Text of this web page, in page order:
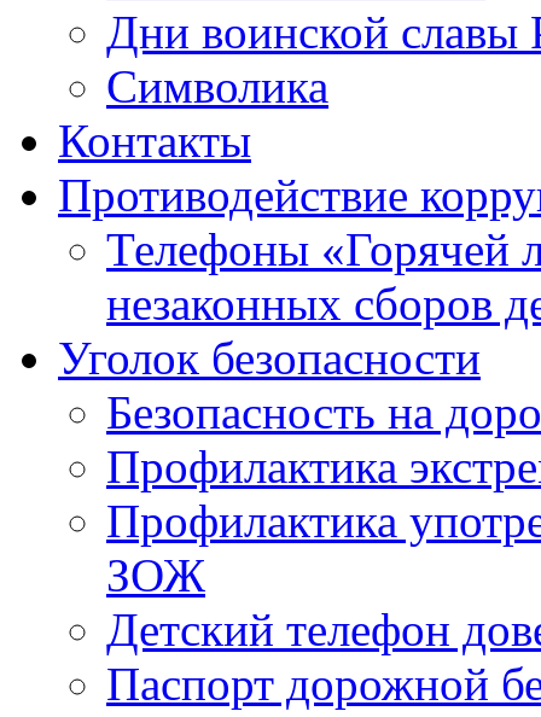
Дни воинской славы
Символика
Контакты
Противодействие
Телефоны «Горячей
незаконных сборов
Уголок безопасности
Безопасность на
Профилактика
Профилактика
ЗОЖ
Детский телефон
Паспорт дорожной